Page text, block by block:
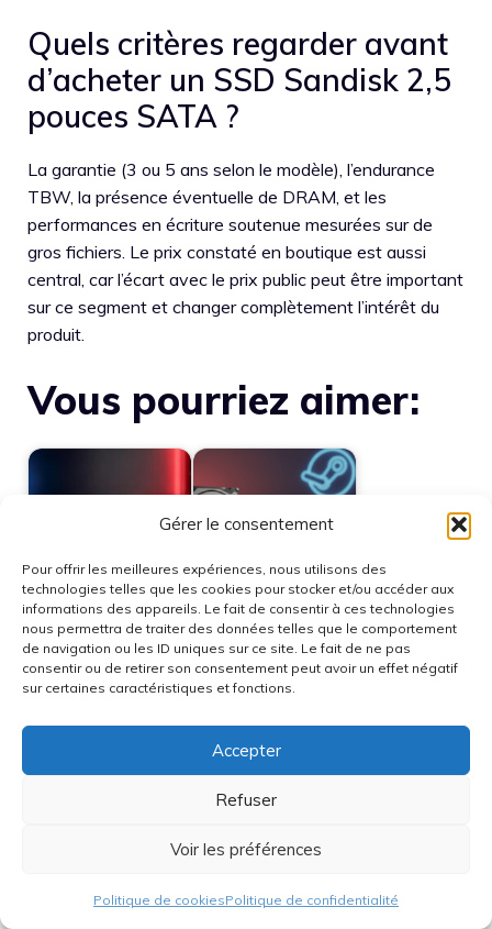
Gérer le consentement
Pour offrir les meilleures expériences, nous utilisons des
technologies telles que les cookies pour stocker et/ou accéder aux
informations des appareils. Le fait de consentir à ces technologies
nous permettra de traiter des données telles que le comportement
de navigation ou les ID uniques sur ce site. Le fait de ne pas
consentir ou de retirer son consentement peut avoir un effet négatif
sur certaines caractéristiques et fonctions.
Accepter
Refuser
Voir les préférences
Politique de cookiesPolitique de confidentialité
Quels critères regarder avant
d’acheter un SSD Sandisk 2,5
pouces SATA ?
La garantie (3 ou 5 ans selon le modèle), l’endurance
TBW, la présence éventuelle de DRAM, et les
performances en écriture soutenue mesurées sur de
gros fichiers. Le prix constaté en boutique est aussi
central, car l’écart avec le prix public peut être important
sur ce segment et changer complètement l’intérêt du
produit.
Vous pourriez aimer:
SanDisk dévoile ses
SSD SATA 520 et
320 : des…
Stockage : HDD vs
SSD SATA vs NVMe,
que choisir pour…
Test complet de Juin
Stockage ssd ou
disque dur pour pc
portable : guide…
Découvrez le SSD
interne offrant le